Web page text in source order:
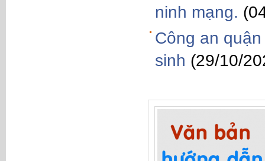
ninh mạng.
Công an
sinh (29/10/